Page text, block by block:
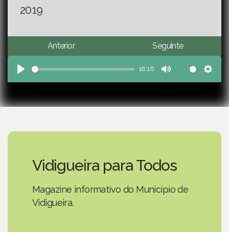
2019
Anterior Seguinte
Play
18:16
Mute
Vidigueira para Todos
Magazine informativo do Município de
Vidigueira.